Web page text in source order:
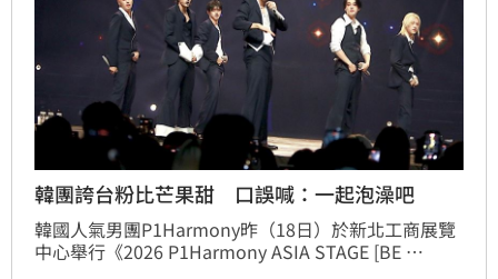
韓團誇台粉比芒果甜 口誤喊：一起泡澡吧
韓國人氣男團P1Harmony昨（18日）於新北工商展覽
中心舉行《2026 P1Harmony ASIA STAGE [BE